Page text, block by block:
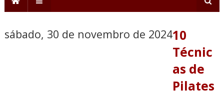
sábado, 30 de novembro de 202410
Técnic
as de
Pilates